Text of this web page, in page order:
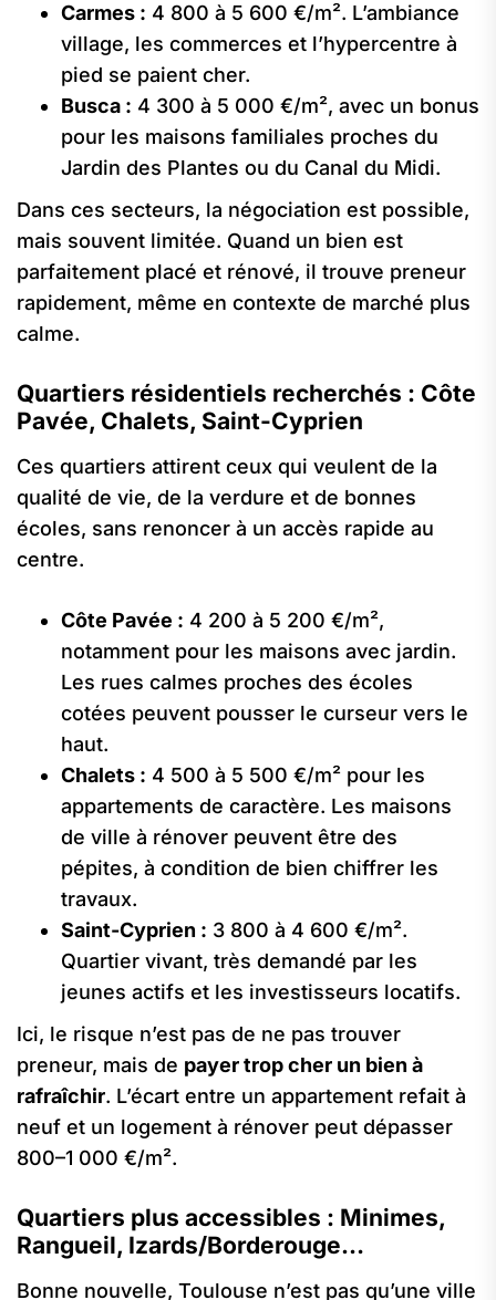
Carmes : 4 800 à 5 600 €/m². L’ambiance
village, les commerces et l’hypercentre à
pied se paient cher.
Busca : 4 300 à 5 000 €/m², avec un bonus
pour les maisons familiales proches du
Jardin des Plantes ou du Canal du Midi.
Dans ces secteurs, la négociation est possible,
mais souvent limitée. Quand un bien est
parfaitement placé et rénové, il trouve preneur
rapidement, même en contexte de marché plus
calme.
Quartiers résidentiels recherchés : Côte
Pavée, Chalets, Saint-Cyprien
Ces quartiers attirent ceux qui veulent de la
qualité de vie, de la verdure et de bonnes
écoles, sans renoncer à un accès rapide au
centre.
Côte Pavée : 4 200 à 5 200 €/m²,
notamment pour les maisons avec jardin.
Les rues calmes proches des écoles
cotées peuvent pousser le curseur vers le
haut.
Chalets : 4 500 à 5 500 €/m² pour les
appartements de caractère. Les maisons
de ville à rénover peuvent être des
pépites, à condition de bien chiffrer les
travaux.
Saint-Cyprien : 3 800 à 4 600 €/m².
Quartier vivant, très demandé par les
jeunes actifs et les investisseurs locatifs.
Ici, le risque n’est pas de ne pas trouver
preneur, mais de payer trop cher un bien à
rafraîchir. L’écart entre un appartement refait à
neuf et un logement à rénover peut dépasser
800–1 000 €/m².
Quartiers plus accessibles : Minimes,
Rangueil, Izards/Borderouge…
Bonne nouvelle, Toulouse n’est pas qu’une ville